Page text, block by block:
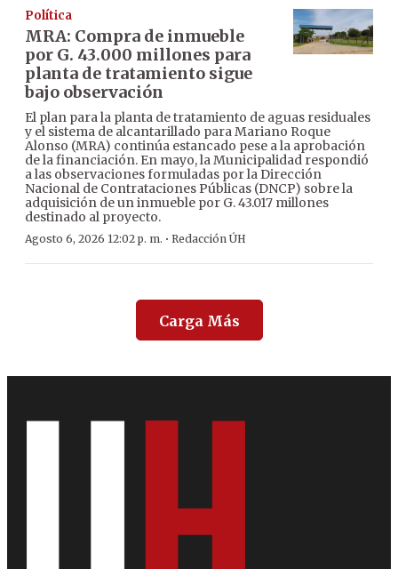
Política
MRA: Compra de inmueble
por G. 43.000 millones para
planta de tratamiento sigue
bajo observación
El plan para la planta de tratamiento de aguas residuales
y el sistema de alcantarillado para Mariano Roque
Alonso (MRA) continúa estancado pese a la aprobación
de la financiación. En mayo, la Municipalidad respondió
a las observaciones formuladas por la Dirección
Nacional de Contrataciones Públicas (DNCP) sobre la
adquisición de un inmueble por G. 43.017 millones
destinado al proyecto.
Agosto 6, 2026 12:02 p. m. · Redacción ÚH
Carga Más